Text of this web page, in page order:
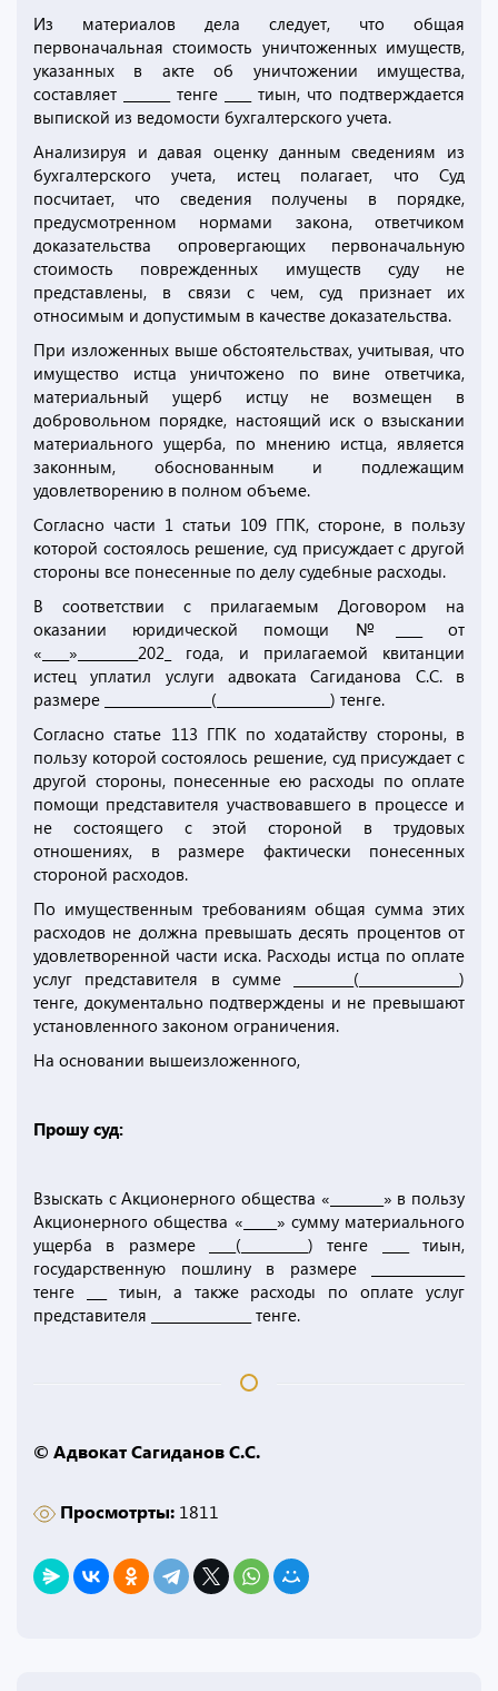
Из материалов дела следует, что общая
первоначальная стоимость уничтоженных имуществ,
указанных в акте об уничтожении имущества,
составляет _______ тенге ____ тиын, что подтверждается
выпиской из ведомости бухгалтерского учета.
Анализируя и давая оценку данным сведениям из
бухгалтерского учета, истец полагает, что Суд
посчитает, что сведения получены в порядке,
предусмотренном нормами закона, ответчиком
доказательства опровергающих первоначальную
стоимость поврежденных имуществ суду не
представлены, в связи с чем, суд признает их
относимым и допустимым в качестве доказательства.
При изложенных выше обстоятельствах, учитывая, что
имущество истца уничтожено по вине ответчика,
материальный ущерб истцу не возмещен в
добровольном порядке, настоящий иск о взыскании
материального ущерба, по мнению истца, является
законным, обоснованным и подлежащим
удовлетворению в полном объеме.
Согласно части 1 статьи 109 ГПК, стороне, в пользу
которой состоялось решение, суд присуждает с другой
стороны все понесенные по делу судебные расходы.
В соответствии с прилагаемым Договором на
оказании юридической помощи №____ от
«____»_________202_ года, и прилагаемой квитанции
истец уплатил услуги адвоката Сагиданова С.С. в
размере ________________(_________________) тенге.
Согласно статье 113 ГПК по ходатайству стороны, в
пользу которой состоялось решение, суд присуждает с
другой стороны, понесенные ею расходы по оплате
помощи представителя участвовавшего в процессе и
не состоящего с этой стороной в трудовых
отношениях, в размере фактически понесенных
стороной расходов.
По имущественным требованиям общая сумма этих
расходов не должна превышать десять процентов от
удовлетворенной части иска. Расходы истца по оплате
услуг представителя в сумме _________(_______________)
тенге, документально подтверждены и не превышают
установленного законом ограничения.
На основании вышеизложенного,
Прошу суд:
Взыскать с Акционерного общества «________» в пользу
Акционерного общества «_____» сумму материального
ущерба в размере ____(__________) тенге ____ тиын,
государственную пошлину в размере ______________
тенге ___ тиын, а также расходы по оплате услуг
представителя _______________ тенге.
© Адвокат Сагиданов С.С.
Просмотрты: 1811